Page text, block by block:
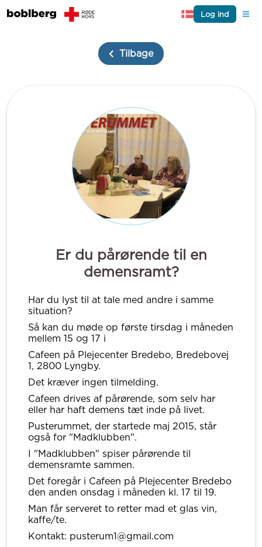
Log ind
Tilbage
Er du pårørende til en
demensramt?
Har du lyst til at tale med andre i samme
situation?
Så kan du møde op første tirsdag i måneden
mellem 15 og 17 i
Cafeen på Plejecenter Bredebo, Bredebovej
1, 2800 Lyngby.
Det kræver ingen tilmelding.
Cafeen drives af pårørende, som selv har
eller har haft demens tæt inde på livet.
Pusterummet, der startede maj 2015, står
også for "Madklubben".
I "Madklubben" spiser pårørende til
demensramte sammen.
Det foregår i Cafeen på Plejecenter Bredebo
den anden onsdag i måneden kl. 17 til 19.
Man får serveret to retter mad et glas vin,
kaffe/te.
Kontakt: pusterum1@gmail.com